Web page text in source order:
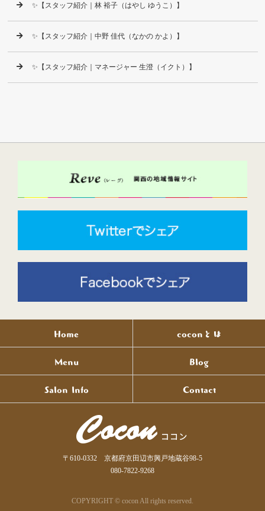
✨【スタッフ紹介｜林 裕子（はやし ゆうこ）】
✨【スタッフ紹介｜中野 佳代（なかの かよ）】
✨【スタッフ紹介｜マネージャー 生澄（イクト）】
Home coconとは
Menu Blog
Salon Info Contact
〒610-0332 京都府京田辺市興戸地蔵谷98-5
080-7822-9268
COPYRIGHT © cocon All rights reserved.